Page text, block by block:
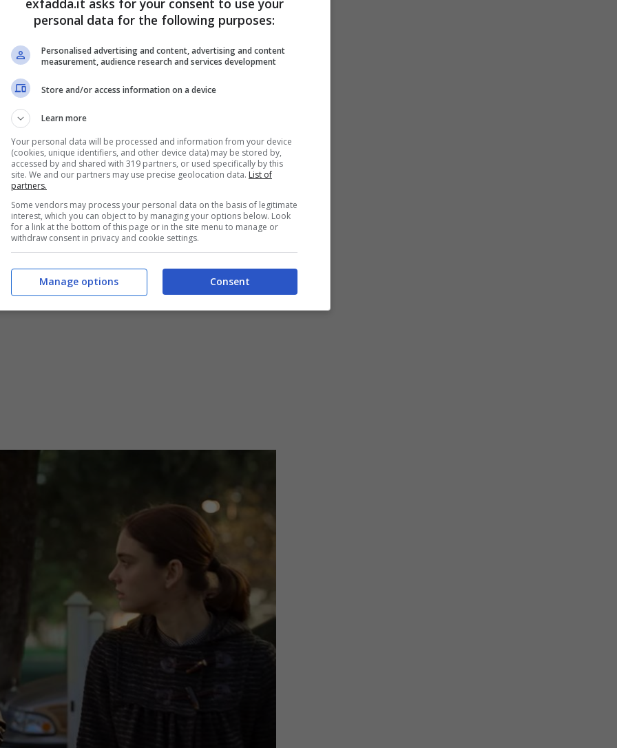
cima ai cataloghi: sta
di grande successo su scala globale
posto nella classifica internazionale
de il “Fabbricante di Lacrime”. Questo
romanzo di Erin Doom, ha
a raggiungere tale risultato sulla
Genovesi, il film è stato rilasciato
guadagnato popolarità.
exfadda.it asks for your consent to use your
personal data for the following purposes:
Personalised advertising and content, advertising and content
measurement, audience research and services development
Store and/or access information on a device
Learn more
Your personal data will be processed and information from your device
(cookies, unique identifiers, and other device data) may be stored by,
accessed by and shared with 319 partners, or used specifically by this
site. We and our partners may use precise geolocation data. List of
partners.
Some vendors may process your personal data on the basis of legitimate
interest, which you can object to by managing your options below. Look
for a link at the bottom of this page or in the site menu to manage or
withdraw consent in privacy and cookie settings.
Consent
Manage options